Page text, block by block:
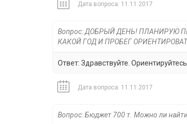
Дата вопроса: 11.11.2017
Вопрос: ДОБРЫЙ ДЕНЬ! ПЛАНИРУЮ
КАКОЙ ГОД И ПРОБЕГ
Ответ: Здравствуйте.
Дата вопроса: 11.11.2017
Вопрос: Бюджет 700 т. Можно ли найти